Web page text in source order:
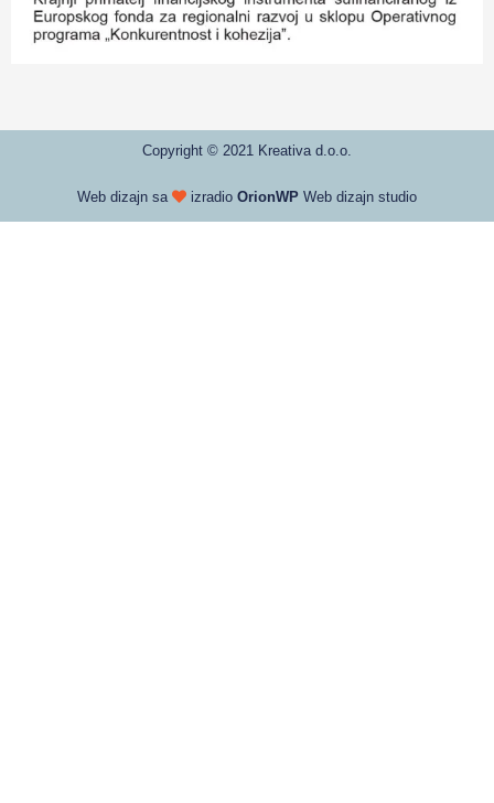
Copyright © 2021 Kreativa d.o.o.
Web dizajn sa izradio OrionWP Web dizajn studio